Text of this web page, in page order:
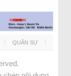
QUÂN SỰ